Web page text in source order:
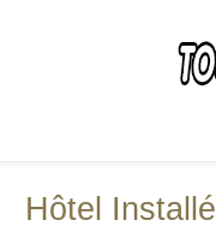
Hôtel Installé